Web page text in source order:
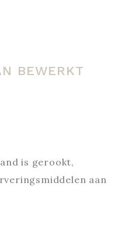
BEWERKT
is gerookt,
aan